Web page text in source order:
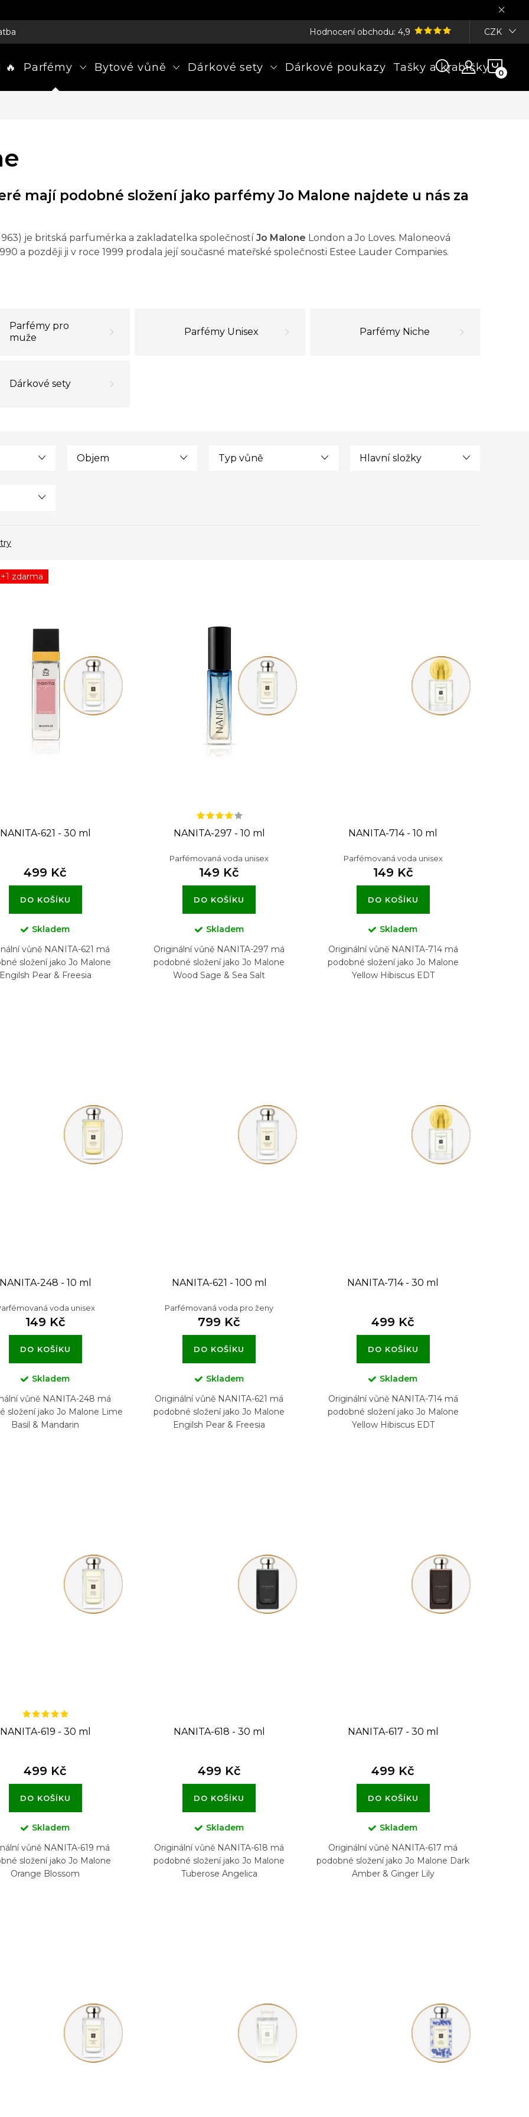
Hodnocení obchodu: 4,9 CZK
🔥 Parfémy Bytové vůně Dárkové sety Dárkové poukazy Tašky a krabičky
mají podobné složení jako parfémy Jo Malone najdete u nás za
je britská parfumérka a zakladatelka společností Jo Malone London a Jo Loves. Maloneová
a později ji v roce 1999 prodala její současné mateřské společnosti Estee Lauder Companies.
Parfémy pro
muže
Parfémy Unisex Parfémy Niche
Dárkové sety
Objem Typ vůně Hlavní složky
zdarma
NANITA-621 - 30 ml
499 Kč
DO KOŠÍKU
Skladem
vůně NANITA-621 má
složení jako Jo Malone
Engilsh Pear & Freesia
NANITA-297 - 10 ml
Parfémovaná voda unisex
149 Kč
DO KOŠÍKU
Skladem
Originální vůně NANITA-297 má
podobné složení jako Jo Malone
Wood Sage & Sea Salt
NANITA-714 - 10 ml
Parfémovaná voda unisex
149 Kč
DO KOŠÍKU
Skladem
Originální vůně NANITA-714 má
podobné složení jako Jo Malone
Yellow Hibiscus EDT
NANITA-248 - 10 ml
voda unisex
149 Kč
DO KOŠÍKU
Skladem
vůně NANITA-248 má
složení jako Jo Malone Lime
Basil & Mandarin
NANITA-621 - 100 ml
Parfémovaná voda pro ženy
799 Kč
DO KOŠÍKU
Skladem
Originální vůně NANITA-621 má
podobné složení jako Jo Malone
Engilsh Pear & Freesia
NANITA-714 - 30 ml
499 Kč
DO KOŠÍKU
Skladem
Originální vůně NANITA-714 má
podobné složení jako Jo Malone
Yellow Hibiscus EDT
NANITA-619 - 30 ml
499 Kč
DO KOŠÍKU
Skladem
vůně NANITA-619 má
složení jako Jo Malone
Orange Blossom
NANITA-618 - 30 ml
499 Kč
DO KOŠÍKU
Skladem
Originální vůně NANITA-618 má
podobné složení jako Jo Malone
Tuberose Angelica
NANITA-617 - 30 ml
499 Kč
DO KOŠÍKU
Skladem
Originální vůně NANITA-617 má
podobné složení jako Jo Malone Dark
Amber & Ginger Lily